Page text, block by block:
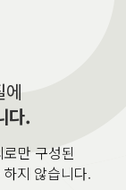
다.
만 구성된
지 않습니다.